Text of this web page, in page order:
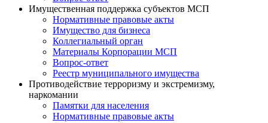
Имущественная поддержка субъектов МСП
Нормативные правовые акты
Имущество для бизнеса
Коллегиальный орган
Материалы Корпорации МСП
Вопрос-ответ
Реестр муниципального имущества
Противодействие терроризму и экстремизму,
наркомании
Памятки для населения
Нормативные правовые акты